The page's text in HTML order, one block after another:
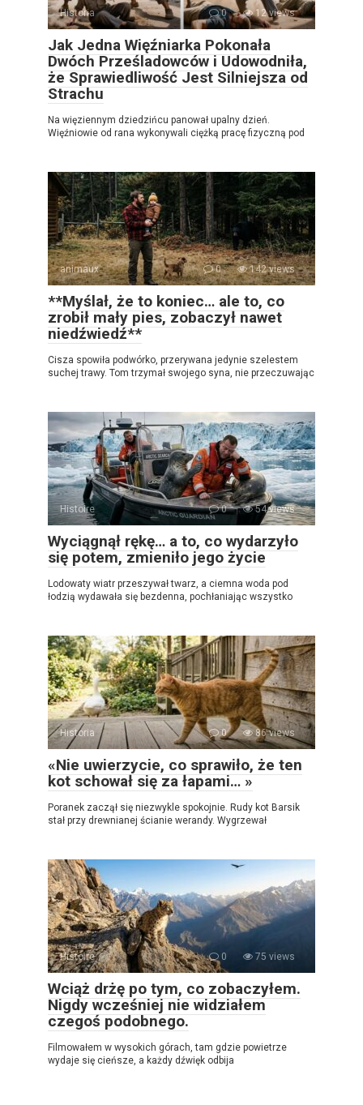
Historia 0 12 views
Jak Jedna Więźniarka Pokonała
Dwóch Prześladowców i Udowodniła,
że Sprawiedliwość Jest Silniejsza od
Strachu
Na więziennym dziedzińcu panował upalny dzień.
Więźniowie od rana wykonywali ciężką pracę fizyczną pod
animaux 0 142 views
**Myślał, że to koniec… ale to, co
zrobił mały pies, zobaczył nawet
niedźwiedź**
Cisza spowiła podwórko, przerywana jedynie szelestem
suchej trawy. Tom trzymał swojego syna, nie przeczuwając
Histoire 0 54 views
Wyciągnął rękę… a to, co wydarzyło
się potem, zmieniło jego życie
Lodowaty wiatr przeszywał twarz, a ciemna woda pod
łodzią wydawała się bezdenna, pochłaniając wszystko
Historia 0 86 views
«Nie uwierzycie, co sprawiło, że ten
kot schował się za łapami… »
Poranek zaczął się niezwykle spokojnie. Rudy kot Barsik
stał przy drewnianej ścianie werandy. Wygrzewał
Histoire 0 75 views
Wciąż drżę po tym, co zobaczyłem.
Nigdy wcześniej nie widziałem
czegoś podobnego.
Filmowałem w wysokich górach, tam gdzie powietrze
wydaje się cieńsze, a każdy dźwięk odbija